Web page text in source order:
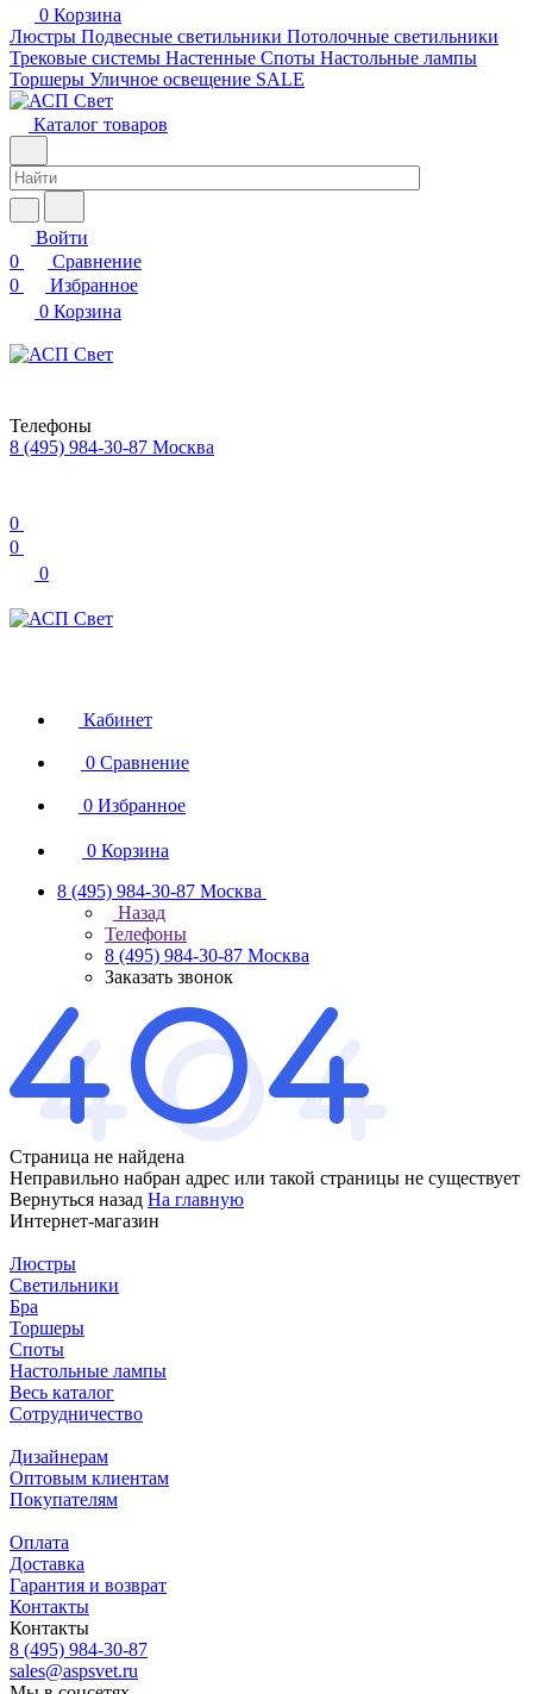
0 Корзина
Люстры Подвесные светильники Потолочные светильники
Трековые системы Настенные Споты Настольные лампы
Торшеры Уличное освещение SALE
Каталог товаров
Войти
0
Сравнение
0
Избранное
0 Корзина
Телефоны
8 (495) 984-30-87 Москва
0
0
0
Кабинет
0 Сравнение
0 Избранное
0 Корзина
8 (495) 984-30-87 Москва
Назад
Телефоны
8 (495) 984-30-87 Москва
Заказать звонок
Страница не найдена
Неправильно набран адрес или такой страницы не существует
Вернуться назад На главную
Интернет-магазин
Люстры
Светильники
Бра
Торшеры
Споты
Настольные лампы
Весь каталог
Сотрудничество
Дизайнерам
Оптовым клиентам
Покупателям
Оплата
Доставка
Гарантия и возврат
Контакты
Контакты
8 (495) 984-30-87
sales@aspsvet.ru